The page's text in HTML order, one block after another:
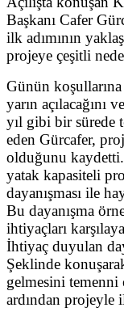
Başkanı Cafer
ilk adımının
projeye çeşitli
Günün
yarın açılacağını
yıl gibi bir sürede
eden Gürcafer,
olduğunu
yatak kapasiteli
dayanışması ile
Bu dayanışma
ihtiyaçları
İhtiyaç duyulan
Şeklinde
gelmesini temenni
ardından projeyle